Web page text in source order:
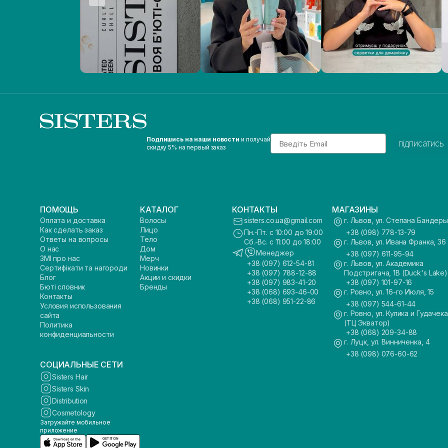
Подпишись на наши новости и получай
скидку 5% на первый заказ
Email
підписатись
ПОМОЩЬ
Оплата и доставка
Как сделать заказ
Ответы на вопросы
О нас
ЗМІ про нас
Сертифікати та нагороди
Блог
Бюті словник
Контакты
Условия использования
сайта
Политика
конфиденциальности
КАТАЛОГ
Волосы
Лицо
Тело
Дом
Мерч
Новинки
Акции и скидки
Бренды
КОНТАКТЫ
sisters.co.ua@gmail.com
Пн.-Пт. с 10:00 до 19:00
Сб.-Вс. с 11:00 до 18:00
Менеджер
+38 (097) 612-54-81
+38 (097) 788-12-88
+38 (097) 983-41-20
+38 (068) 693-46-00
+38 (068) 951-22-86
МАГАЗИНЫ
г. Львов, ул. Степана
+38 (098) 778-13-79
г. Львов, ул. Ивана Франка, 36
+38 (097) 611-95-94
г. Львов, ул. Академика
Подстригача, 1В (Duck's Lake)
+38 (097) 101-97-16
г. Ровно, ул. 16-го Июля, 15
+38 (097) 544-61-44
г. Ровно, ул. Кулика и
(ТЦ Экватор)
+38 (068) 209-34-88
г. Луцк, ул. Винниченка, 4
+38 (098) 076-60-62
СОЦИАЛЬНЫЕ СЕТИ
Sisters Hair
Sisters Skin
Distribution
Cosmetology
Загружайте мобильное
приложение